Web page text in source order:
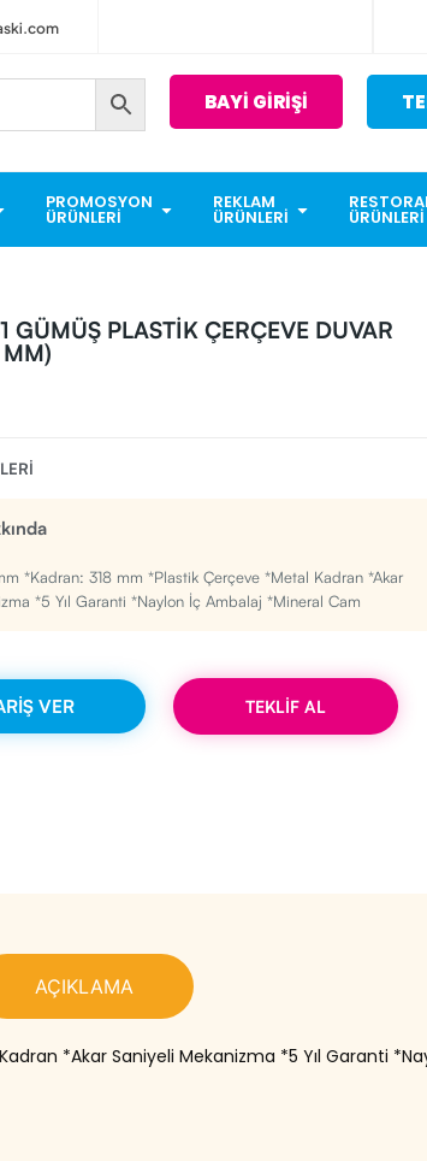
BAYİ GİRİŞİ
PROMOSYON
ÜRÜNLERI
REKLAM
ÜRÜNLERI ÜRÜNLERI
GÜMÜŞ PLASTİK ÇERÇEVE DUVAR
*Kadran: 318 mm *Plastik Çerçeve *Metal Kadran *Akar
*5 Yıl Garanti *Naylon İç Ambalaj *Mineral Cam
VER TEKLİF AL
AÇIKLAMA
*Akar Saniyeli Mekanizma *5 Yıl Garanti